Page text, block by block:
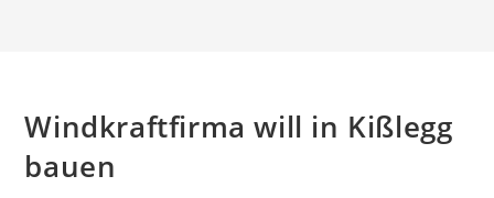
Windkraftfirma will in Kißlegg
bauen